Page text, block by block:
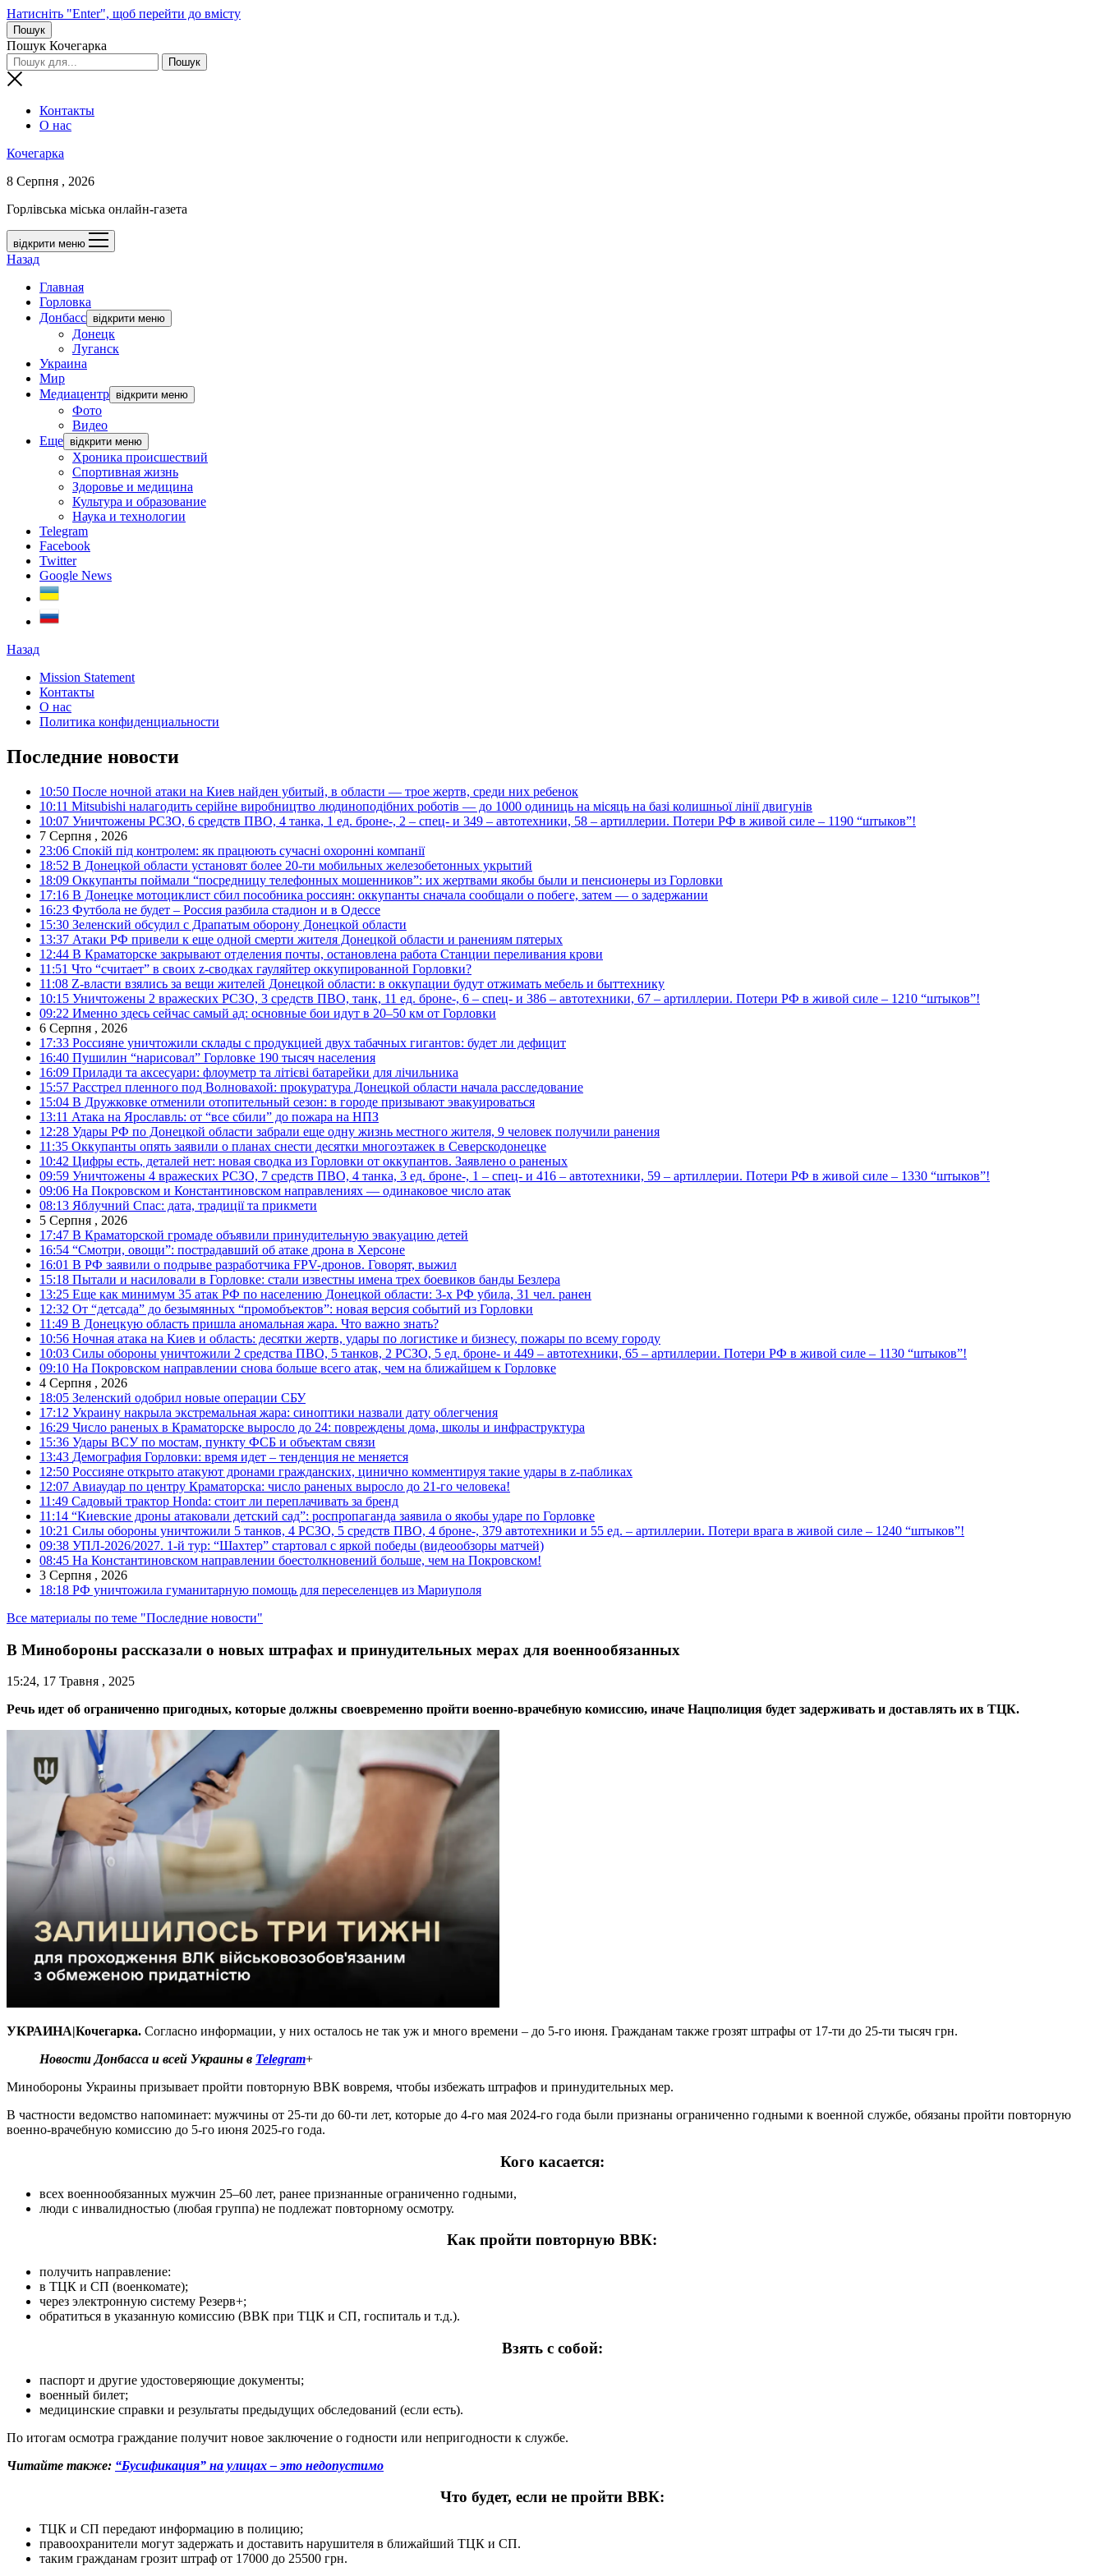
Натисніть "Enter", щоб перейти до вмісту
Пошук
Пошук Кочегарка
Контакты
О нас
Кочегарка
8 Серпня , 2026
Горлівська міська онлайн-газета
відкрити меню
Назад
Главная
Горловка
Донбасс відкрити меню
Донецк
Луганск
Украина
Мир
Медиацентр відкрити меню
Фото
Видео
Еще відкрити меню
Хроника происшествий
Спортивная жизнь
Здоровье и медицина
Культура и образование
Наука и технологии
Telegram
Facebook
Twitter
Google News
Назад
Mission Statement
Контакты
О нас
Политика конфиденциальности
Последние новости
10:50 После ночной атаки на Киев найден убитый, в области — трое жертв, среди них ребенок
10:11 Mitsubishi налагодить серійне виробництво людиноподібних роботів — до 1000 одиниць на місяць на базі колишньої лінії двигунів
10:07 Уничтожены РСЗО, 6 средств ПВО, 4 танка, 1 ед. броне-, 2 – спец- и 349 – автотехники, 58 – артиллерии. Потери РФ в живой силе – 1190 “штыков”!
7 Серпня , 2026
23:06 Спокій під контролем: як працюють сучасні охоронні компанії
18:52 В Донецкой области установят более 20-ти мобильных железобетонных укрытий
18:09 Оккупанты поймали “посредницу телефонных мошенников”: их жертвами якобы были и пенсионеры из Горловки
17:16 В Донецке мотоциклист сбил пособника россиян: оккупанты сначала сообщали о побеге, затем — о задержании
16:23 Футбола не будет – Россия разбила стадион и в Одессе
15:30 Зеленский обсудил с Драпатым оборону Донецкой области
13:37 Атаки РФ привели к еще одной смерти жителя Донецкой области и ранениям пятерых
12:44 В Краматорске закрывают отделения почты, остановлена работа Станции переливания крови
11:51 Что “считает” в своих z-сводках гауляйтер оккупированной Горловки?
11:08 Z-власти взялись за вещи жителей Донецкой области: в оккупации будут отжимать мебель и быттехнику
10:15 Уничтожены 2 вражеских РСЗО, 3 средств ПВО, танк, 11 ед. броне-, 6 – спец- и 386 – автотехники, 67 – артиллерии. Потери РФ в живой силе – 1210 “штыков”!
09:22 Именно здесь сейчас самый ад: основные бои идут в 20–50 км от Горловки
6 Серпня , 2026
17:33 Россияне уничтожили склады с продукцией двух табачных гигантов: будет ли дефицит
16:40 Пушилин “нарисовал” Горловке 190 тысяч населения
16:09 Прилади та аксесуари: флоуметр та літієві батарейки для лічильника
15:57 Расстрел пленного под Волновахой: прокуратура Донецкой области начала расследование
15:04 В Дружковке отменили отопительный сезон: в городе призывают эвакуироваться
13:11 Атака на Ярославль: от “все сбили” до пожара на НПЗ
12:28 Удары РФ по Донецкой области забрали еще одну жизнь местного жителя, 9 человек получили ранения
11:35 Оккупанты опять заявили о планах снести десятки многоэтажек в Северскодонецке
10:42 Цифры есть, деталей нет: новая сводка из Горловки от оккупантов. Заявлено о раненых
09:59 Уничтожены 4 вражеских РСЗО, 7 средств ПВО, 4 танка, 3 ед. броне-, 1 – спец- и 416 – автотехники, 59 – артиллерии. Потери РФ в живой силе – 1330 “штыков”!
09:06 На Покровском и Константиновском направлениях — одинаковое число атак
08:13 Яблучний Спас: дата, традиції та прикмети
5 Серпня , 2026
17:47 В Краматорской громаде объявили принудительную эвакуацию детей
16:54 “Смотри, овощи”: пострадавший об атаке дрона в Херсоне
16:01 В РФ заявили о подрыве разработчика FPV-дронов. Говорят, выжил
15:18 Пытали и насиловали в Горловке: стали известны имена трех боевиков банды Безлера
13:25 Еще как минимум 35 атак РФ по населению Донецкой области: 3-х РФ убила, 31 чел. ранен
12:32 От “детсада” до безымянных “промобъектов”: новая версия событий из Горловки
11:49 В Донецкую область пришла аномальная жара. Что важно знать?
10:56 Ночная атака на Киев и область: десятки жертв, удары по логистике и бизнесу, пожары по всему городу
10:03 Силы обороны уничтожили 2 средства ПВО, 5 танков, 2 РСЗО, 5 ед. броне- и 449 – автотехники, 65 – артиллерии. Потери РФ в живой силе – 1130 “штыков”!
09:10 На Покровском направлении снова больше всего атак, чем на ближайшем к Горловке
4 Серпня , 2026
18:05 Зеленский одобрил новые операции СБУ
17:12 Украину накрыла экстремальная жара: синоптики назвали дату облегчения
16:29 Число раненых в Краматорске выросло до 24: повреждены дома, школы и инфраструктура
15:36 Удары ВСУ по мостам, пункту ФСБ и объектам связи
13:43 Демография Горловки: время идет – тенденция не меняется
12:50 Россияне открыто атакуют дронами гражданских, цинично комментируя такие удары в z-пабликах
12:07 Авиаудар по центру Краматорска: число раненых выросло до 21-го человека!
11:49 Садовый трактор Honda: стоит ли переплачивать за бренд
11:14 “Киевские дроны атаковали детский сад”: роспропаганда заявила о якобы ударе по Горловке
10:21 Силы обороны уничтожили 5 танков, 4 РСЗО, 5 средств ПВО, 4 броне-, 379 автотехники и 55 ед. – артиллерии. Потери врага в живой силе – 1240 “штыков”!
09:38 УПЛ-2026/2027. 1-й тур: “Шахтер” стартовал с яркой победы (видеообзоры матчей)
08:45 На Константиновском направлении боестолкновений больше, чем на Покровском!
3 Серпня , 2026
18:18 РФ уничтожила гуманитарную помощь для переселенцев из Мариуполя
Все материалы по теме "Последние новости"
В Минобороны рассказали о новых штрафах и принудительных мерах для военнообязанных
15:24, 17 Травня , 2025
Речь идет об ограниченно пригодных, которые должны своевременно пройти военно-врачебную комиссию, иначе Нацполиция будет задерживать и доставлять их в ТЦК.
УКРАИНА|Кочегарка. Согласно информации, у них осталось не так уж и много времени – до 5-го июня. Гражданам также грозят штрафы от 17-ти до 25-ти тысяч грн.
Новости Донбасса и всей Украины в Telegram+
Минобороны Украины призывает пройти повторную ВВК вовремя, чтобы избежать штрафов и принудительных мер.
В частности ведомство напоминает: мужчины от 25-ти до 60-ти лет, которые до 4-го мая 2024-го года были признаны ограниченно годными к военной службе, обязаны пройти повторную
военно-врачебную комиссию до 5-го июня 2025-го года.
Кого касается:
всех военнообязанных мужчин 25–60 лет, ранее признанные ограниченно годными,
люди с инвалидностью (любая группа) не подлежат повторному осмотру.
Как пройти повторную ВВК:
получить направление:
в ТЦК и СП (военкомате);
через электронную систему Резерв+;
обратиться в указанную комиссию (ВВК при ТЦК и СП, госпиталь и т.д.).
Взять с собой:
паспорт и другие удостоверяющие документы;
военный билет;
медицинские справки и результаты предыдущих обследований (если есть).
По итогам осмотра граждание получит новое заключение о годности или непригодности к службе.
Читайте также: “Бусификация” на улицах – это недопустимо
Что будет, если не пройти ВВК:
ТЦК и СП передают информацию в полицию;
правоохранители могут задержать и доставить нарушителя в ближайший ТЦК и СП.
таким гражданам грозит штраф от 17000 до 25500 грн.